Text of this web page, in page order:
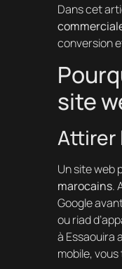
Dans cet
conversion
site
Attirer
Un site web
marocains.
Google
ou riad
à Essaouira
mobile,